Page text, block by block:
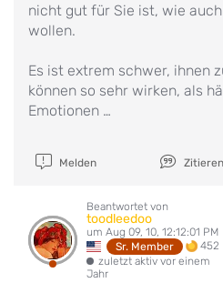
nicht gut für Sie ist, wie
wollen.
Es ist extrem schwer, ihnen
können so sehr wirken, als
Emotionen …
Melden Zitieren
Beantwortet von
toodleedoo
um Aug 09, 10, 12:12:01 PM
Sr. Member
452
zuletzt aktiv vor einem
Jahr